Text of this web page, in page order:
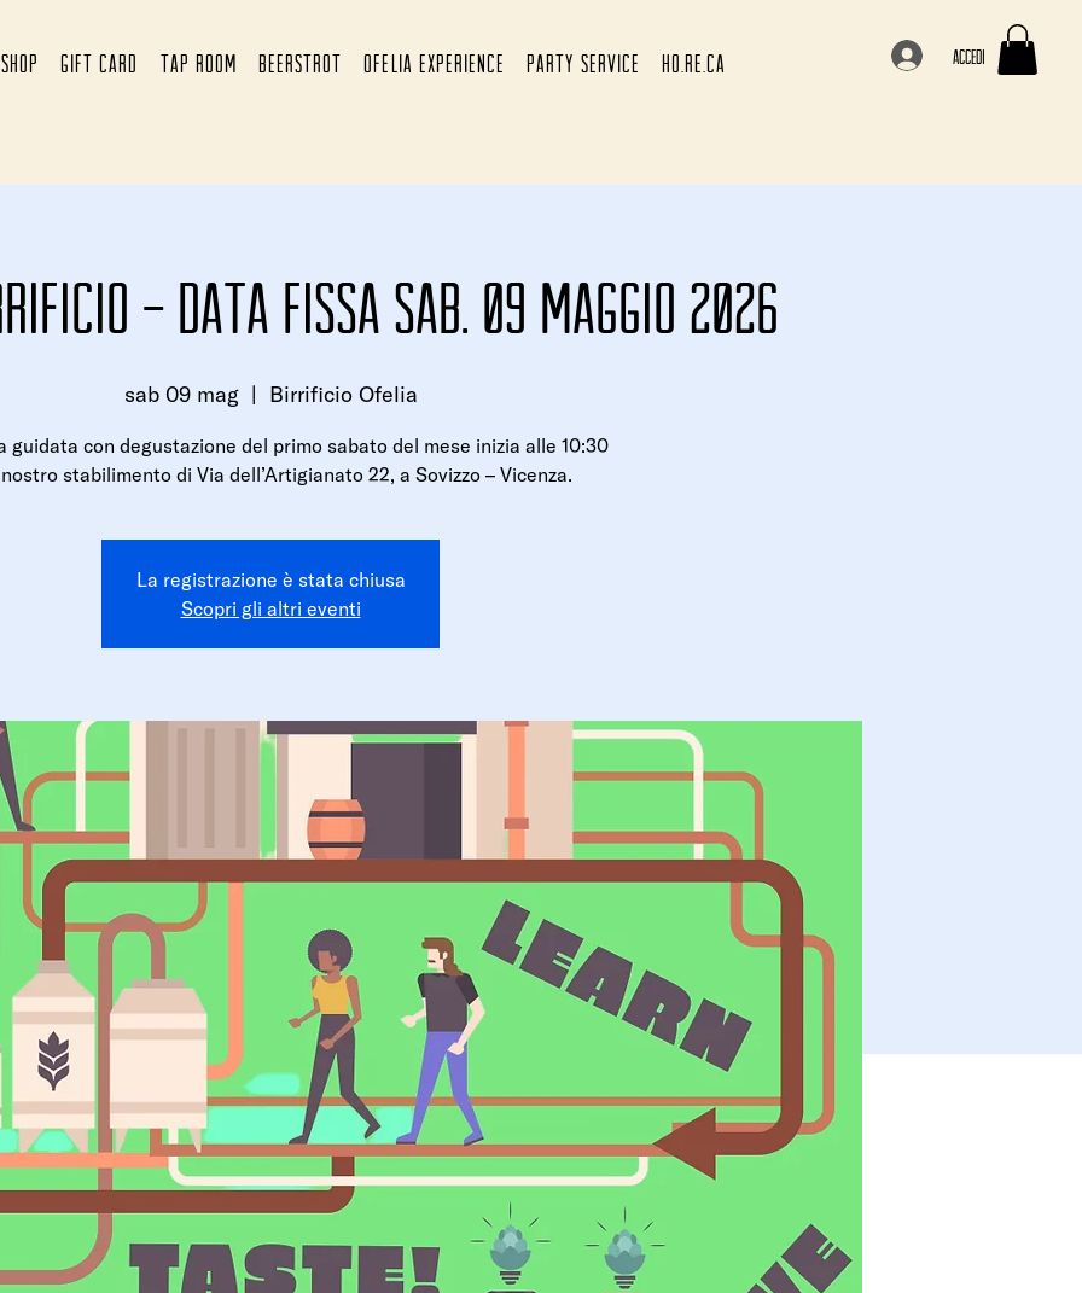
Accedi
SHOP GIFT CARD TAP ROOM BEERSTROT OFELIA EXPERIENCE PARTY SERVICE HO.RE.CA
- Data fissa Sab. 09 maggio 2026
sab 09 mag
  |
Birrificio Ofelia
guidata con degustazione del primo sabato del mese inizia alle 10:30
stabilimento di Via dell’Artigianato 22, a Sovizzo – Vicenza.
La registrazione è stata chiusa
Scopri gli altri eventi